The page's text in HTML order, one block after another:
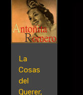
La
Cosas
del
Querer,